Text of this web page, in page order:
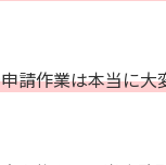
請作業は本当に大